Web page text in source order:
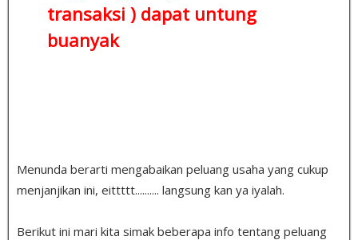
transaksi )dapat untung
buanyak
Menunda berarti mengabaikan peluang usaha yang cukup
menjanjikan ini, eittttt.......... langsung kan ya iyalah.
Berikut ini mari kita simak beberapa info tentang peluang